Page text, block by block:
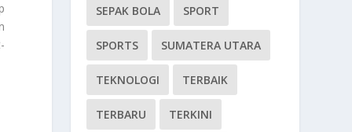
SEPAK BOLA SPORT
SPORTS SUMATERA UTARA
TEKNOLOGI TERBAIK
TERBARU TERKINI